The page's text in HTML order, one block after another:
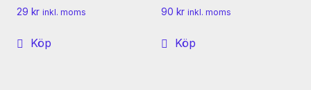
29 kr inkl. moms
Köp
90 kr inkl. moms
Köp